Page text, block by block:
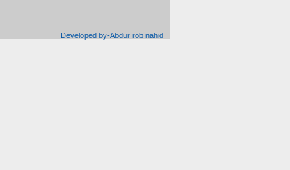
Developed by-Abdur rob nahid